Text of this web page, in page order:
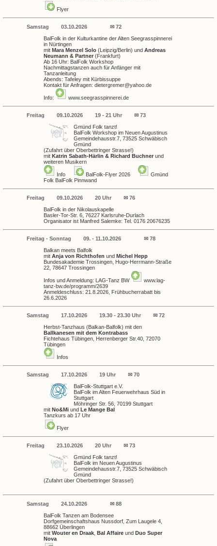
Flyer
Samstag 03.10.2026
✉ 72
BalFolk in der Kulturkantine der Alten Seegrasspinnerei
in Nürtingen
mit Mara Menzel Solo(Leipzig/Berlin) und Andreas
Neumann & Partner(Frankfurt)
Ab 16 Uhr: BalFolk Workshop
Nachmittagstanzen auch für Anfänger mit
Tanzanleitung
Abends: Tafeley mit Kürbissuppe
Kontakt für Anfragen: dietergremer@yahoo.de
Info: www.seegrasspinnerei.de
Freitag 09.10.2026 19 - 21 Uhr
✉ 73
Gmünd Folk tanzt!
BalFolk Workshop im Neuen Augustinus
Gemeindehausstr.7, 73525 Schwäbisch
Gmünd
(Zufahrt über Oberbettringer Strasse!)
mit Katrin Sabath-Härlin & Richard Buchnerund
weiteren Musikern
Info BalFolk-Flyer 2026
Gmünd
Folk BalFolk Pinnwand
Freitag 09.10.2026 20 Uhr
✉ 76
BalFolk in der Nikolauskapelle
Basler-Tor-Str. 6, 76227 Karlsruhe-Durlach
Organisator ist Manfred Salemke: Tel. 0176 20676235
Freitag - Sonntag 09. - 11.10.2026
✉ 78
Balkan meets Balfolk
mit Anja von Richthofen und Michel Hepp
Bundesakademie Trossingen, Hugo-Herrmann-Straße
22, 78647 Trossingen
Infos und Anmeldung: LAG-Tanz BW
www.lag-
tanz-bw.de/programm/2639
Anmeldeschluss: 21.8.2026, Frühbucherrabatt bis
26.6.2026
Samstag 17.10.2026 19.30 - 23.30 Uhr
✉ 72
Herbst-Tanzhaus (Balkan-Balfolk) mit den
Ballkanesen mit dem Kontrabass
Fichtehaus Tübingen, Herrenberger Str.40, 72070
Tübingen
Infos
Samstag 17.10.2026 19 Uhr
✉ 70
BalFolk-Stuttgart e.V.
BalFolk im Alten Feuerwehrhaus Süd in
Stuttgart
Möhringer Str. 56, 70199 Stuttgart
mit No&Miund Le Mange Bal
Tanzkurs ab 17 Uhr
Flyer
Freitag 23.10.2026 20 Uhr
✉ 73
Gmünd Folk tanzt!
BalFolk im Neuen Augustinus
Gemeindehausstr.7, 73525 Schwäbisch
Gmünd
(Zufahrt über Oberbettringer Strasse!)
Samstag 24.10.2026
✉ 88
BalFolk Tanzen am Bodensee
Dorfgemeinschaftshaus Nussdorf, Zum Laugele 4,
88662 Überlingen
mit Wouter en Draak, Bal Affaireund Duo Super
Nova